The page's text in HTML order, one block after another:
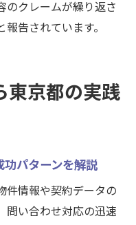
のクレームが繰り返さ
告されています。
東京都の実践
功パターンを解説
件情報や契約データの
問い合わせ対応の迅速